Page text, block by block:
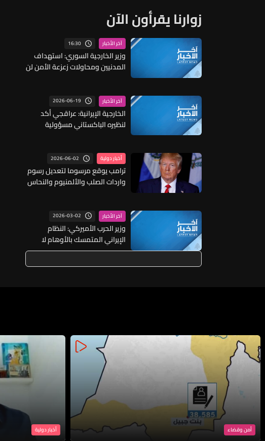
زوارنا يقرأون الآن
آخر الأخبار 16:30
وزير الخارجية السوري: استهداف
المدنيين ومحاولات زعزعة الأمن لن
آخر الأخبار 2026-06-19
الخارجية الإيرانية: عراقجي أكد
لنظيره الباكستاني مسؤولية
أخبار دولية 2026-06-02
ترامب يوقع مرسوما لتعديل رسوم
واردات الصلب والألمنيوم والنحاس
آخر الأخبار 2026-03-02
وزير الحرب الأميركي: النظام
الإيراني المتمسك بالأوهام لا
يمكن أن يحصل على السلاح النووي
أمن وقضاء أخبار دولية